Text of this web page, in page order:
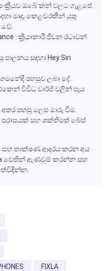
ඔබේ කන් වලට ගැළපේ.
මෘදු, කෙළවරකින් යුතු
: ක්‍රියාකාරී ජීවන රටාවන්
පාලනය සඳහා Hey Siri
ගමනේදී පහසුව ලබා දේ.
විවිධ චාර්ජ් වලින් පැය
අතර පහසු ලෙස මාරු වීම.
පරාසයක් සහ ශක්තිමත් බේස්
සහ තාක්ෂණ ආදරය කරන අය
වෙතින් ඇණවුම් කරන්න සහ
FIXLA